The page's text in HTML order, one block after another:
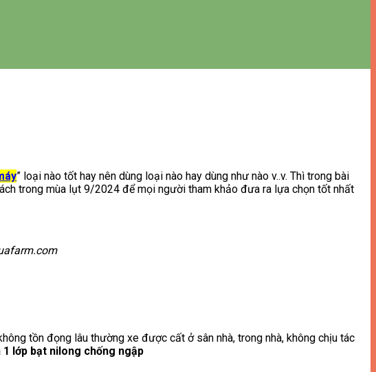
” loại nào tốt hay nên dùng loại nào hay dùng như nào v..v. Thì trong bài
trong mùa lụt 9/2024 để mọi người tham khảo đưa ra lựa chọn tốt nhất
tồn đọng lâu thường xe được cất ở sân nhà, trong nhà, không chịu tác
1 lớp bạt nilong chống ngập